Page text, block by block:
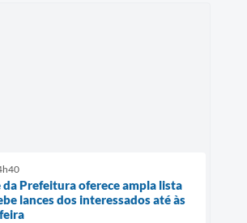
Prefeitura oferece ampla lista
lances dos interessados até às